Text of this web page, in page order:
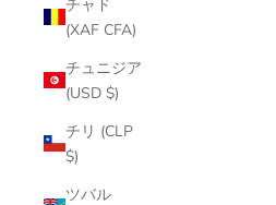
チャド
(XAF CFA)
チュニジア
(USD $)
チリ (CLP
$)
ツバル